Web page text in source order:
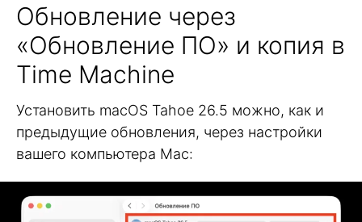
Обновление через
«Обновление ПО» и копия в
Time Machine
Установить macOS Tahoe 26.5 можно, как и
предыдущие обновления, через настройки
вашего компьютера Mac: